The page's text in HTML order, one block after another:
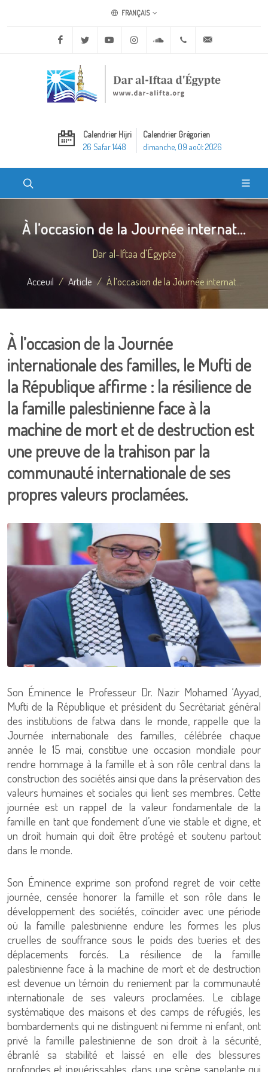
FRANÇAIS
Facebook Twitter Youtube Instagram Soundcloud+20 2 25970400
Calendrier Hijri
26 Safar 1448
Calendrier Grégorien
dimanche, 09 août 2026
À l’occasion de la Journée internat...
Dar al-Iftaa d'Égypte
Acceuil Article À l’occasion de la Journée internat...
À l’occasion de la Journée
internationale des familles, le Mufti de
la République affirme : la résilience de
la famille palestinienne face à la
machine de mort et de destruction est
une preuve de la trahison par la
communauté internationale de ses
propres valeurs proclamées.
Son Éminence le Professeur Dr. Nazir Mohamed ‘Ayyad,
Mufti de la République et président du Secrétariat général
des institutions de fatwa dans le monde, rappelle que la
Journée internationale des familles, célébrée chaque
année le 15 mai, constitue une occasion mondiale pour
rendre hommage à la famille et à son rôle central dans la
construction des sociétés ainsi que dans la préservation des
valeurs humaines et sociales qui lient ses membres. Cette
journée est un rappel de la valeur fondamentale de la
famille en tant que fondement d’une vie stable et digne, et
un droit humain qui doit être protégé et soutenu partout
dans le monde.
Son Éminence exprime son profond regret de voir cette
journée, censée honorer la famille et son rôle dans le
développement des sociétés, coïncider avec une période
où la famille palestinienne endure les formes les plus
cruelles de souffrance sous le poids des tueries et des
déplacements forcés. La résilience de la famille
palestinienne face à la machine de mort et de destruction
est devenue un témoin du reniement par la communauté
internationale de ses valeurs proclamées. Le ciblage
systématique des maisons et des camps de réfugiés, les
bombardements qui ne distinguent ni femme ni enfant, ont
privé la famille palestinienne de son droit à la sécurité,
ébranlé sa stabilité et laissé en elle des blessures
profondes et inguérissables, dans une scène sanglante qui